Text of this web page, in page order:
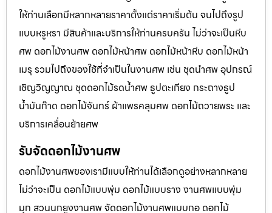
ให้ท่านเลือกมีหลากหลายราคาตั้งแต่ราคาเริ่มต้น จนไปถึงรูป
แบบหรูหรา มีสินค้าและบริการให้ท่านครบครัน ไม่ว่าจะเป็นหีบ
ศพ ดอกไม้งานศพ ดอกไม้หน้าศพ ดอกไม้หน้าหีบ ดอกไม้หน้า
เมรุ รวมไปถึงของใช้ที่จำเป็นในงานศพ เช่น ชุดนำศพ อุปกรณ์
เชิญวิญญาณ ชุดดอกไม้รดน้ำศพ ธูปตะเกียง กระถางธูป
น้ำมันก๊าด ดอกไม้จันทร์ ผ้าแพรคลุมศพ ดอกไม้ถวายพระ และ
บริการเคลื่อนย้ายศพ
รับจัดดอกไม้งานศพ
ดอกไม้งานศพของเรามีแบบให้ท่านได้เลือกดูอย่างหลากหลาย
ไม่ว่าจะเป็น ดอกไม้แบบพุ่ม ดอกไม้แบบราง งานศพแบบพุ่ม
มุก สวนนกยูงงานศพ จัดดอกไม้งานศพแบบกอ ดอกไม้